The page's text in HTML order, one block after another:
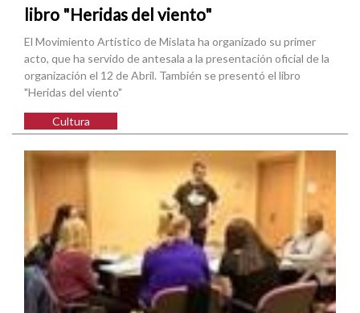
libro "Heridas del viento"
El Movimiento Artístico de Mislata ha organizado su primer
acto, que ha servido de antesala a la presentación oficial de la
organización el 12 de Abril. También se presentó el libro
"Heridas del viento"
Cultura